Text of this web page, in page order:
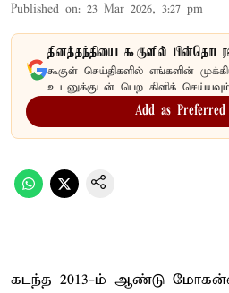
Published on: 23 Mar 2026, 3:27 pm
தினத்தந்தியை கூகுளில்
கூகுள் செய்திகளில் எங்களின்
உடனுக்குடன் பெற கிளிக்
Add as Preferred
கடந்த 2013-ம் ஆண்டு